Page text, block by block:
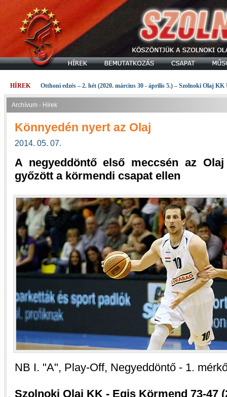
HÍREK Otthoni edzés – 2. hét (2020. március 30 - április 5.) – Szolnoki Olaj KK
Archívum - Hírek
Könnyedén nyert az Olaj
2014. 05. 07.
A negyeddöntő első meccsén az
győzött a körmendi csapat ellen
NB I. "A", Play-Off, Negyeddöntő - 1.
Szolnoki Olaj KK - Egis Körmend 73-47